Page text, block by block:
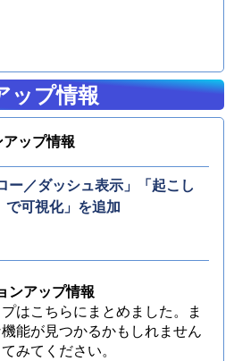
ップ情報
ップ情報
ー／ダッシュ表示」「起こし
可視化」を追加
ンアップ情報
はこちらにまとめました。ま
能が見つかるかもしれません
みてください。